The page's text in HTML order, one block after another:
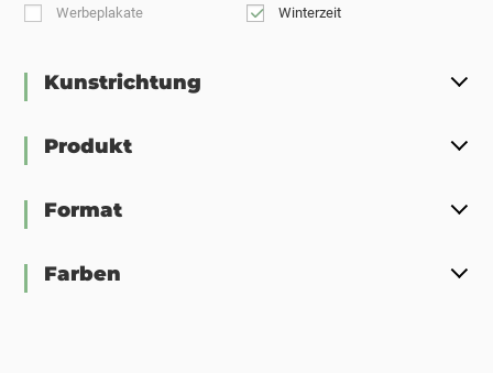
Werbeplakate Winterzeit
Kunstrichtung
Produkt
Format
Farben